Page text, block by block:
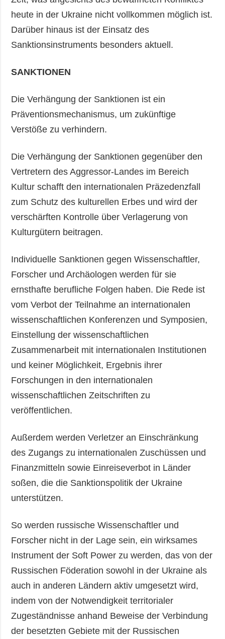
heute in der Ukraine nicht vollkommen möglich ist.
Darüber hinaus ist der Einsatz des
Sanktionsinstruments besonders aktuell.
SANKTIONEN
Die Verhängung der Sanktionen ist ein
Präventionsmechanismus, um zukünftige
Verstöße zu verhindern.
Die Verhängung der Sanktionen gegenüber den
Vertretern des Aggressor-Landes im Bereich
Kultur schafft den internationalen Präzedenzfall
zum Schutz des kulturellen Erbes und wird der
verschärften Kontrolle über Verlagerung von
Kulturgütern beitragen.
Individuelle Sanktionen gegen Wissenschaftler,
Forscher und Archäologen werden für sie
ernsthafte berufliche Folgen haben. Die Rede ist
vom Verbot der Teilnahme an internationalen
wissenschaftlichen Konferenzen und Symposien,
Einstellung der wissenschaftlichen
Zusammenarbeit mit internationalen Institutionen
und keiner Möglichkeit, Ergebnis ihrer
Forschungen in den internationalen
wissenschaftlichen Zeitschriften zu
veröffentlichen.
Außerdem werden Verletzer an Einschränkung
des Zugangs zu internationalen Zuschüssen und
Finanzmitteln sowie Einreiseverbot in Länder
soßen, die die Sanktionspolitik der Ukraine
unterstützen.
So werden russische Wissenschaftler und
Forscher nicht in der Lage sein, ein wirksames
Instrument der Soft Power zu werden, das von der
Russischen Föderation sowohl in der Ukraine als
auch in anderen Ländern aktiv umgesetzt wird,
indem von der Notwendigkeit territorialer
Zugeständnisse anhand Beweise der Verbindung
der besetzten Gebiete mit der Russischen